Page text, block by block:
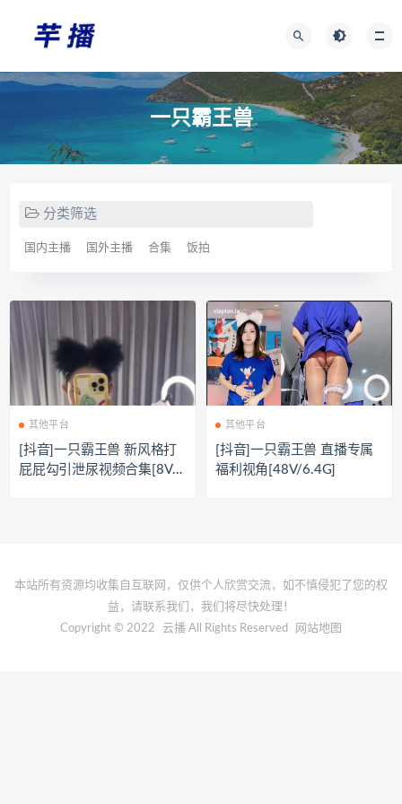
一只霸王兽
分类筛选
国内主播 国外主播 合集 饭拍
其他平台
[抖音]一只霸王兽 新风格打
屁屁勾引泄尿视频合集[8V/1
其他平台
[抖音]一只霸王兽 直播专属
福利视角[48V/6.4G]
本站所有资源均收集自互联网，仅供个人欣赏交流，如不慎侵犯了您的权
益，请联系我们，我们将尽快处理！
Copyright © 2022
云播 All Rights Reserved 网站地图